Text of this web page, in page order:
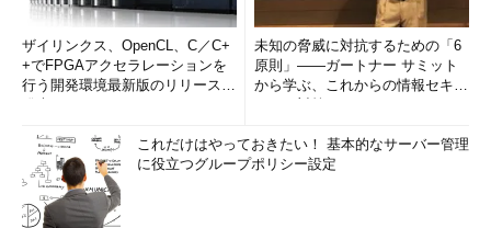
ザイリンクス、OpenCL、C／C+
+でFPGAアクセラレーションを
行う開発環境最新版のリリースを
未知の脅威に対抗するための「6
原則」――ガートナー サミット
から学ぶ、これからの情報セキュ
これだけはやっておきたい！ 基本的なサーバー管理
に役立つグループポリシー設定